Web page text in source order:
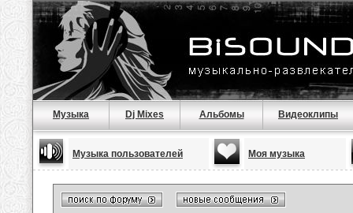
Музыка Dj Mixes Альбомы Видеоклипы
Музыка пользователей Моя музыка